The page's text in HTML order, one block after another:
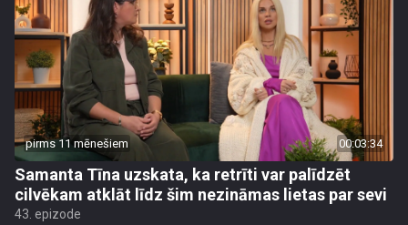
pirms 11 mēnešiem 00:03:34
Samanta Tīna uzskata, ka retrīti var palīdzēt
cilvēkam atklāt līdz šim nezināmas lietas par sevi
43. epizode